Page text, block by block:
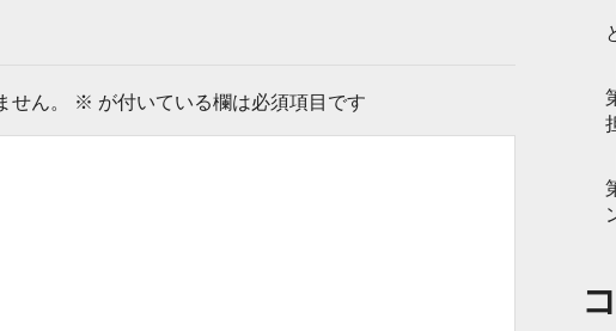
ん。 ※ が付いている欄は必須項目です